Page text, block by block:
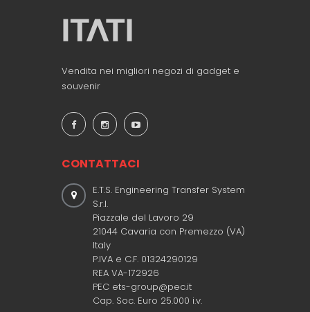
Vendita nei migliori negozi di gadget e
souvenir
CONTATTACI
E.T.S. Engineering Transfer System
S.r.l.
Piazzale del Lavoro 29
21044 Cavaria con Premezzo (VA)
Italy
P.IVA e C.F. 01324290129
REA VA-172926
PEC ets-group@pec.it
Cap. Soc. Euro 25.000 i.v.